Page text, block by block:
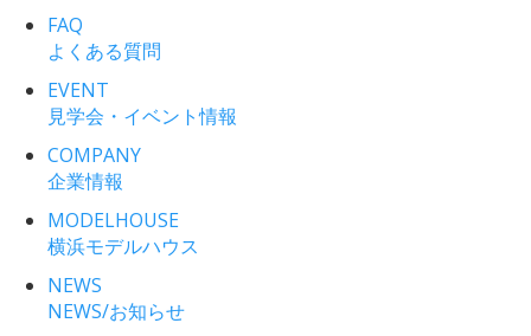
FAQ
よくある質問
EVENT
見学会・イベント情報
COMPANY
企業情報
MODELHOUSE
横浜モデルハウス
NEWS
NEWS/お知らせ